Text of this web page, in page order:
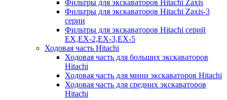
Фильтры для экскаваторов Hitachi Zaxis
Фильтры для экскаваторов Hitachi Zaxis-3
серии
Фильтры для экскаваторов Hitachi серий
EX,EX-2,EX-3,EX-5
Ходовая часть Hitachi
Ходовая часть для больших экскаваторов
Hitachi
Ходовая часть для мини экскаваторов Hitachi
Ходовая часть для средних экскаваторов
Hitachi